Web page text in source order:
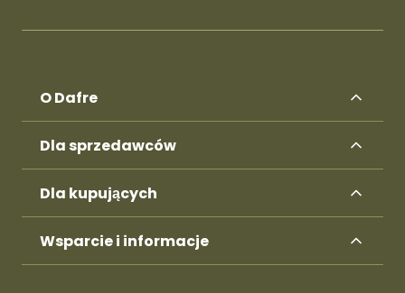
O Dafre
Dla sprzedawców
Dla kupujących
Wsparcie i informacje